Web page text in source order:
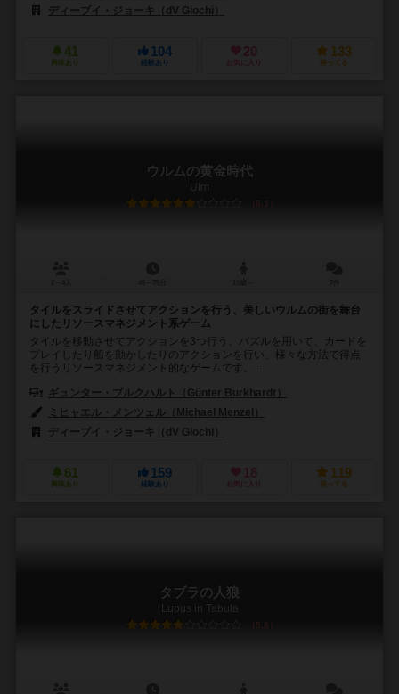
ディーブイ・ジョーキ（dV Giochi）
41
興味あり
104
経験あり
20
お気に入り
133
持ってる
ウルムの黄金時代
Ulm
6.1
タイルをスライドさせてアクションを行う、美しいウルムの街を舞台
にしたリソースマネジメント系ゲーム
タイルを移動させてアクションを3つ行う、パズルを用いて、カードを
プレイしたり船を動かしたりのアクションを行い、様々な方法で得点
を行うリソースマネジメント的なゲームです。 ...
ギュンター・ブルクハルト（Günter Burkhardt）
ミヒャエル・メンツェル（Michael Menzel）
ディーブイ・ジョーキ（dV Giochi）
61
興味あり
159
経験あり
18
お気に入り
119
持ってる
タブラの人狼
Lupus in Tabula
5.8